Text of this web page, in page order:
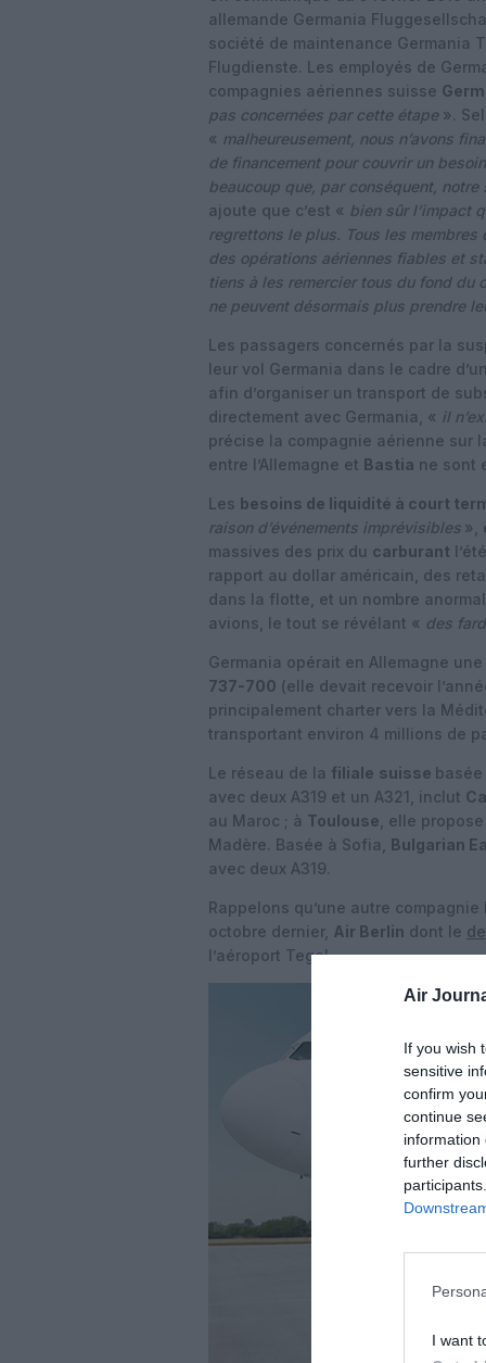
Air
If you wish
sensitive
confirm
continue
information
further
I want
allemande Germania
société de maintenance Germania
Flugdienste. Les employés de
compagnies aériennes suisse
pas concernées par cette étape ».
« malheureusement, nous n’avons
de financement pour couvrir un
beaucoup que, par conséquent,
ajoute que c’est « bien sûr l’impact
regrettons le plus. Tous les
des opérations aériennes fiables et
tiens à les remercier tous du fond du
ne peuvent désormais plus prendre
Les passagers concernés par la
leur vol Germania dans le cadre
afin d’organiser un transport de
directement avec Germania, « il
précise la compagnie aérienne sur
entre l’Allemagne et Bastia ne sont
Les besoins de liquidité à court
raison d’événements imprévisibles »,
massives des prix du carburant
rapport au dollar américain, des
dans la flotte, et un nombre
avions, le tout se révélant « des
Germania opérait en Allemagne
737-700 (elle devait recevoir
principalement charter vers la
transportant environ 4 millions de
Le réseau de la filiale suisse basée
avec deux A319 et un A321, inclut
au Maroc ; à Toulouse , elle propose
Madère. Basée à Sofia, Bulgarian
avec deux A319.
Rappelons qu’une autre
octobre dernier, Air Berlin dont le
l’aéroport Tegel.